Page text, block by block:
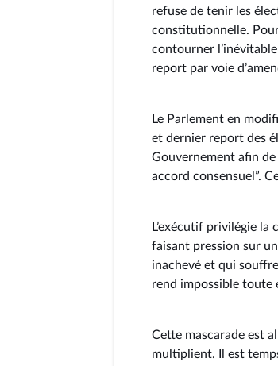
refuse de tenir les
constitutionnelle.
contourner
report par voie
Le Parlement en
et dernier report des
Gouvernement afin de
accord consensuel”.
L’exécutif privilégie
faisant pression sur
inachevé et qui
rend impossible toute
Cette mascarade est
multiplient. Il est